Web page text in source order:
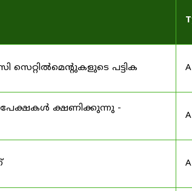
സെറ്റിൽമെന്റുകളുടെ പട്ടിക
ക്ഷണിക്കുന്നു -